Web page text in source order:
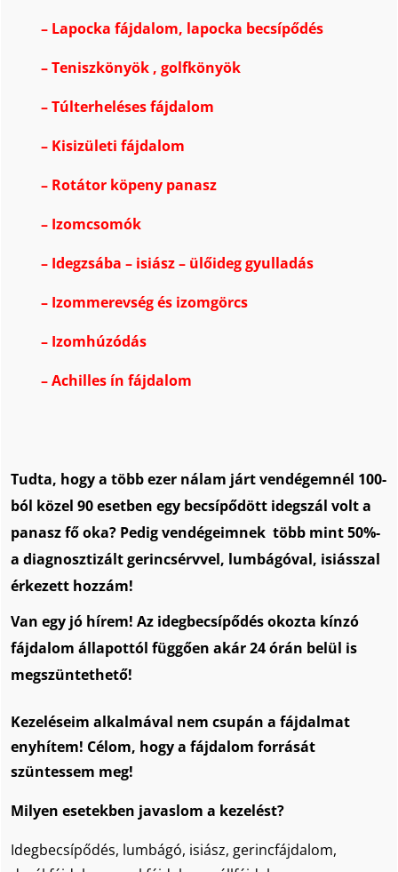
– Lapocka fájdalom, lapocka becsípődés
–Teniszkönyök, golfkönyök
–Túlterheléses fájdalom
– Kisizületi fájdalom
– Rotátor köpeny panasz
– Izomcsomók
– Idegzsába – isiász – ülőideg gyulladás
– Izommerevség és izomgörcs
– Izomhúzódás
–Achilles ín fájdalom
Tudta, hogy a több ezer nálam járt vendégemnél 100-
ból közel 90 esetben egy becsípődött idegszál volt a
panasz fő oka? Pedig vendégeimnek több mint 50%-
adiagnosztizált gerincsérvvel, lumbágóval, isiásszal
érkezett hozzám!
Van egy jó hírem! Az idegbecsípődés okozta kínzó
fájdalom állapottól függően akár 24 órán belül is
megszüntethető!
Kezeléseim alkalmával nem csupán a fájdalmat
enyhítem! Célom, hogy a fájdalom forrását
szüntessem meg!
Milyen esetekben javaslom a kezelést?
Idegbecsípődés, lumbágó, isiász, gerincfájdalom,